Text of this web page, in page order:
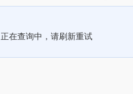
正在查询中，请刷新重试